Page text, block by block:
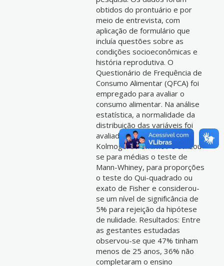
obtidos do prontuário e por
meio de entrevista, com
aplicação de formulário que
incluía questões sobre as
condições socioeconômicas e
história reprodutiva. O
Questionário de Frequência de
Consumo Alimentar (QFCA) foi
empregado para avaliar o
consumo alimentar. Na análise
estatística, a normalidade da
distribuição das variáveis foi
avaliada pelo teste de
Kolmogorov-Smirnov e utilizou-
se para médias o teste de
Mann-Whiney, para proporções
o teste do Qui-quadrado ou
exato de Fisher e considerou-
se um nível de significância de
5% para rejeição da hipótese
de nulidade. Resultados: Entre
as gestantes estudadas
observou-se que 47% tinham
menos de 25 anos, 36% não
completaram o ensino